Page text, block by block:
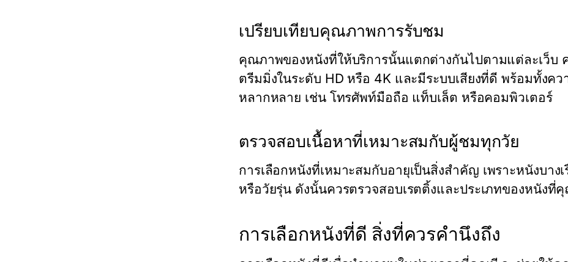
เปรียบเทียบคุณภาพการรับชม
คุณภาพของหนังที่ให้บริการนั้นแตกต่างกันไปตามแต่ละเว็บ
ตรีมมิ่งในระดับ HD หรือ 4K และมีระบบเสียงที่ดี พร้อมทั้งค
หลากหลาย เช่น โทรศัพท์มือถือ แท็บเล็ต หรือคอมพิวเตอร์
ตรวจสอบเนื้อหาที่เหมาะสมกับผู้ชมทุกวัย
การเลือกหนังที่เหมาะสมกับอายุเป็นสิ่งสำคัญ เพราะหนังบาง
หรือวัยรุ่น ดังนั้นควรตรวจสอบเรตติ้งและประเภทของหนังที่
การเลือกหนังที่ดี สิ่งที่ควรคำนึงถึง